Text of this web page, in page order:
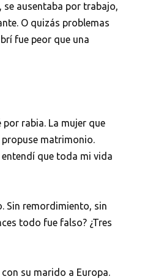
se ausentaba por trabajo,
O quizás problemas
fue peor que una
rabia. La mujer que
matrimonio.
entendí que toda mi vida
Sin remordimiento, sin
todo fue falso? ¿Tres
su marido a Europa.